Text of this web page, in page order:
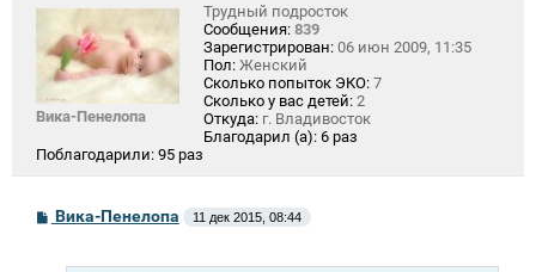
Вика-Пенелопа
Трудный подросток
Сообщения: 839
Зарегистрирован: 06 июн 2009, 11:35
Пол: Женский
Сколько попыток ЭКО: 7
Сколько у вас детей: 2
Откуда: г. Владивосток
Благодарил (а): 6 раз
Поблагодарили: 95 раз
СВика-Пенелопа 11 дек 2015, 08:44